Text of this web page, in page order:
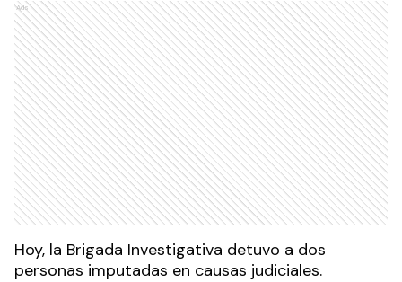
Ads
Hoy, la Brigada Investigativa detuvo a dos
personas imputadas en causas judiciales.